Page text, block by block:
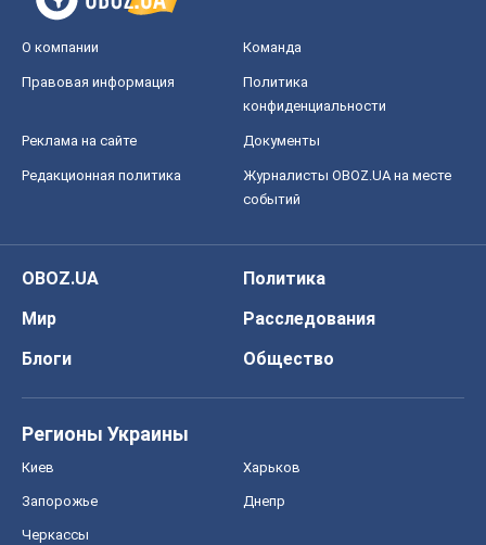
О компании Команда
Правовая информация
Политика
конфиденциальности
Реклама на сайте Документы
Редакционная политика
Журналисты OBOZ.UA на месте
событий
OBOZ.UA
Политика
Мир
Расследования
Блоги
Общество
Регионы Украины
Киев Харьков
Запорожье Днепр
Черкассы